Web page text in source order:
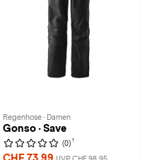
Regenhose · Damen
Gonso · Save
(0) 1